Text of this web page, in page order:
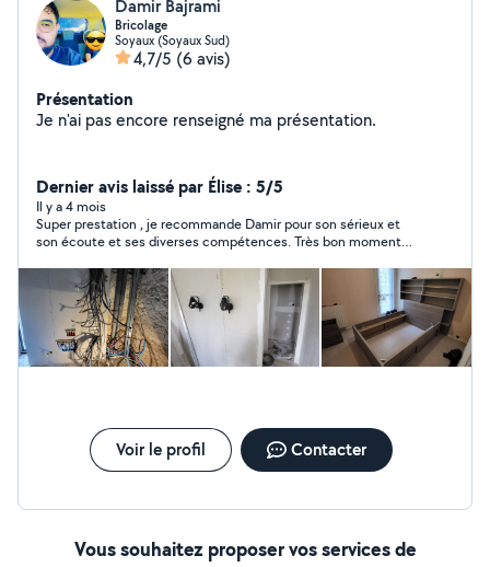
Damir Bajrami
Bricolage
Soyaux (Soyaux Sud)
4,7/5 (6 avis)
Présentation
Je n'ai pas encore renseigné ma présentation.
Dernier avis laissé par Élise : 5/5
Il y a 4 mois
Super prestation , je recommande Damir pour son sérieux et
son écoute et ses diverses compétences. Très bon moment
Voir le profil Contacter
Vous souhaitez proposer vos services de